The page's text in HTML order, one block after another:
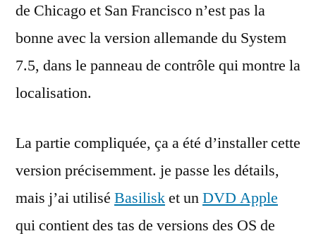
San
Franciso
de Chicago et San Francisco n’est pas la
bonne avec la version allemande du System
7.5, dans le panneau de contrôle qui montre la
localisation.
La partie compliquée, ça a été d’installer cette
version précisemment. je passe les détails,
mais j’ai utilisé Basilisket unDVD Apple
qui contient des tas de versions des OS de